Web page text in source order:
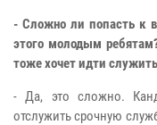
- Сложно ли попасть к
этого молодым
тоже хочет идти
- Да, это сложно.
отслужить срочную